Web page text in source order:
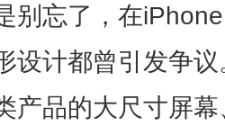
别忘了，在
设计都曾引发争
产品的大尺寸屏